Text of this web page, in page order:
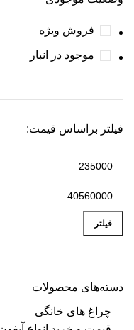
فروش ویژه
موجود در انبار
فیلتر براساس قیمت:
فیلتر
دسته‌های محصولات
چراغ های خانگی